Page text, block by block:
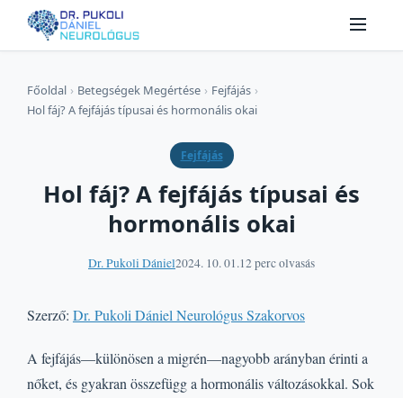
Főoldal › Betegségek Megértése › Fejfájás ›
Hol fáj? A fejfájás típusai és hormonális okai
Fejfájás
Hol fáj? A fejfájás típusai és
hormonális okai
Dr. Pukoli Dániel2024. 10. 01.12 perc olvasás
Szerző: Dr. Pukoli Dániel Neurológus Szakorvos
A fejfájás—különösen a migrén—nagyobb arányban érinti a
nőket, és gyakran összefügg a hormonális változásokkal. Sok